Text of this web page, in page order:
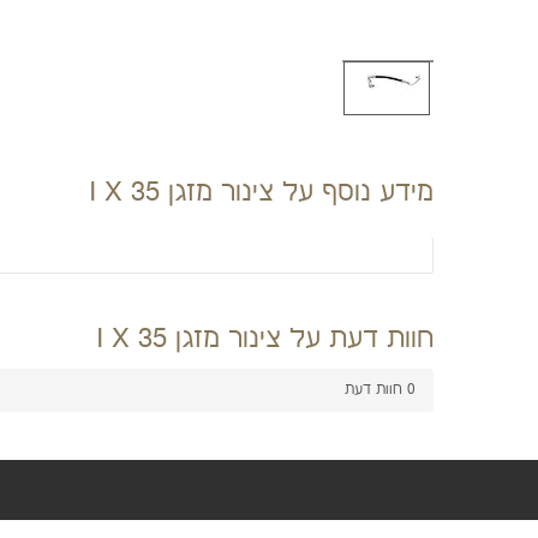
מידע נוסף על צינור מזגן I X 35
חוות דעת על צינור מזגן I X 35
0 חוות דעת